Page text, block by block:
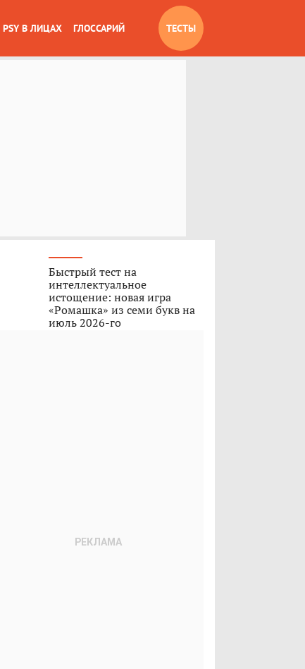
PSY В ЛИЦАХ ГЛОССАРИЙ ТЕСТЫ
Быстрый тест на
интеллектуальное
истощение: новая игра
«Ромашка» из семи букв на
июль 2026-го